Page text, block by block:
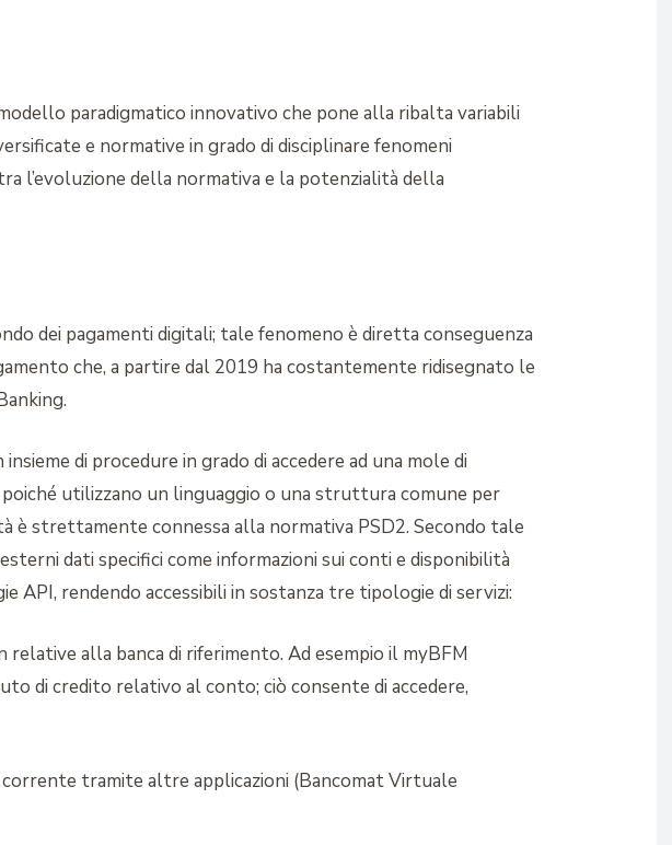
paradigmatico innovativo che pone alla ribalta variabili
e normative in grado di disciplinare fenomeni
l’evoluzione della normativa e la potenzialità della
dei pagamenti digitali; tale fenomeno è diretta conseguenza
che, a partire dal 2019 ha costantemente ridisegnato le
di procedure in grado di accedere ad una mole di
utilizzano un linguaggio o una struttura comune per
è strettamente connessa alla normativa PSD2. Secondo tale
dati specifici come informazioni sui conti e disponibilità
API, rendendo accessibili in sostanza tre tipologie di servizi:
alla banca di riferimento. Ad esempio il myBFM
di credito relativo al conto; ciò consente di accedere,
tramite altre applicazioni (Bancomat Virtuale